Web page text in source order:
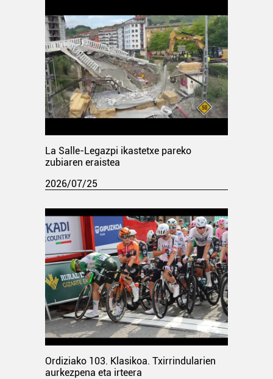
La Salle-Legazpi ikastetxe pareko
zubiaren eraistea
2026/07/25
Ordiziako 103. Klasikoa. Txirrindularien
aurkezpena eta irteera